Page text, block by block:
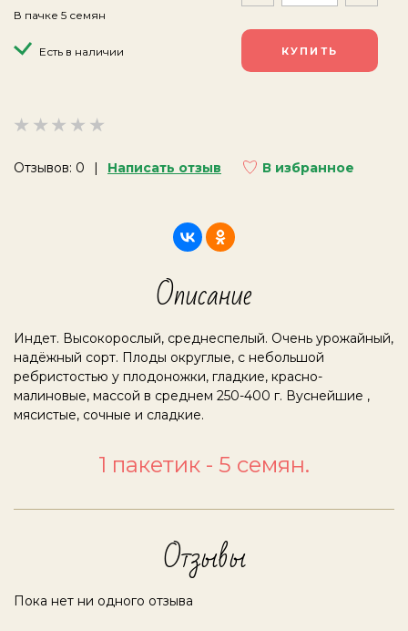
Отзывов: 0 Написать отзыв В избранное
В пачке 5 семян
Есть в наличии
Описание
Индет. Высокорослый, среднеспелый. Очень урожайный,
надёжный сорт. Плоды округлые, с небольшой
ребристостью у плодоножки, гладкие, красно-
малиновые, массой в среднем 250-400 г. Вуснейшие ,
мясистые, сочные и сладкие.
1 пакетик - 5 семян.
Отзывы
Пока нет ни одного отзыва